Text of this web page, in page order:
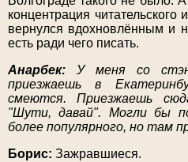
концентрация читательского
вернулся вдохновлённым и
есть ради чего писать.
Анарбек: У меня со
приезжаешь в
смеются. Приезжаешь
"Шути, давай". Могли бы
более популярного, но там
Борис: Зажравшиеся.